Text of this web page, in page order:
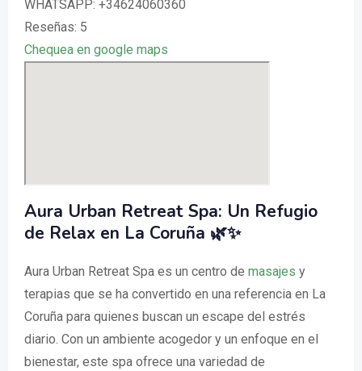
WHATSAPP: +34624060360
Reseñas: 5
Chequea en google maps
Aura Urban Retreat Spa: Un Refugio
de Relax en La Coruña 🌿✨
Aura Urban Retreat Spa es un centro de masajes y
terapias que se ha convertido en una referencia en La
Coruña para quienes buscan un escape del estrés
diario. Con un ambiente acogedor y un enfoque en el
bienestar, este spa ofrece una variedad de